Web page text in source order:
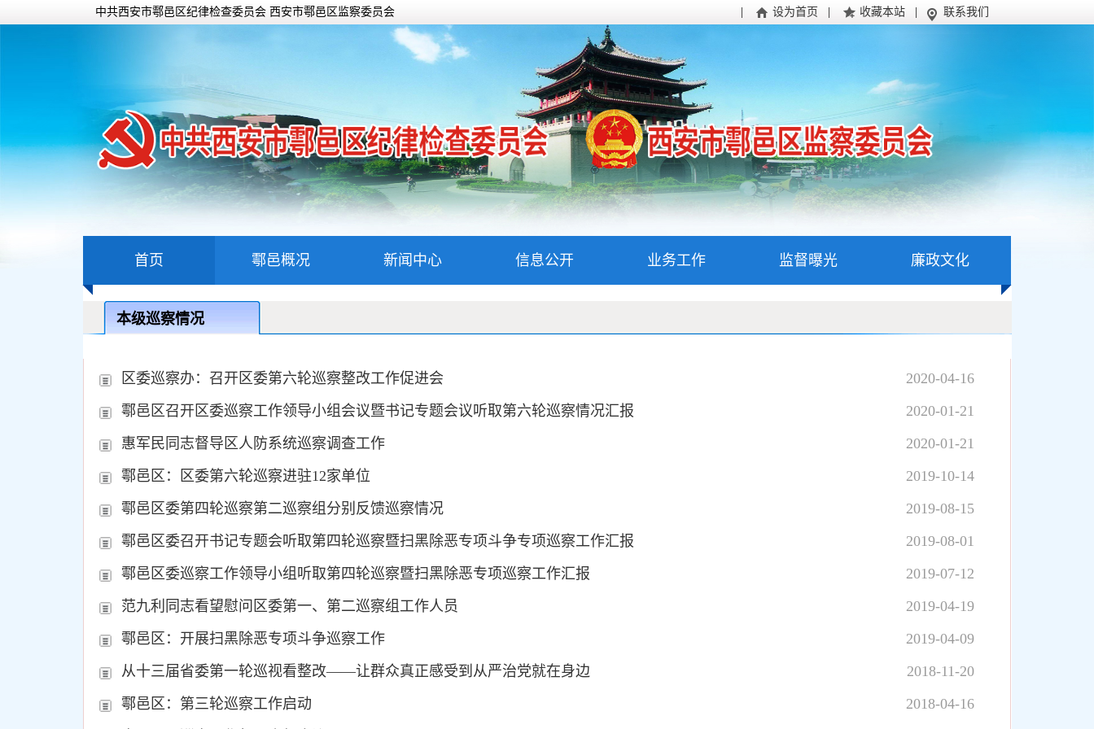
中共西安市鄠邑区纪律检查委员会 西安市鄠邑区监察委员会 设为首页 收藏本站 联系我们
首页 鄠邑概况 新闻中心 信息公开 业务工作 监督曝光 廉政文化
本级巡察情况
区委巡察办：召开区委第六轮巡察整改工作促进会
2020-04-16
鄠邑区召开区委巡察工作领导小组会议暨书记专题会议听取第六轮巡察情况汇报
2020-01-21
惠军民同志督导区人防系统巡察调查工作
2020-01-21
鄠邑区：区委第六轮巡察进驻12家单位
2019-10-14
鄠邑区委第四轮巡察第二巡察组分别反馈巡察情况
2019-08-15
鄠邑区委召开书记专题会听取第四轮巡察暨扫黑除恶专项斗争专项巡察工作汇报
2019-08-01
鄠邑区委巡察工作领导小组听取第四轮巡察暨扫黑除恶专项巡察工作汇报
2019-07-12
范九利同志看望慰问区委第一、第二巡察组工作人员
2019-04-19
鄠邑区：开展扫黑除恶专项斗争巡察工作
2019-04-09
从十三届省委第一轮巡视看整改——让群众真正感受到从严治党就在身边
2018-11-20
鄠邑区：第三轮巡察工作启动
2018-04-16